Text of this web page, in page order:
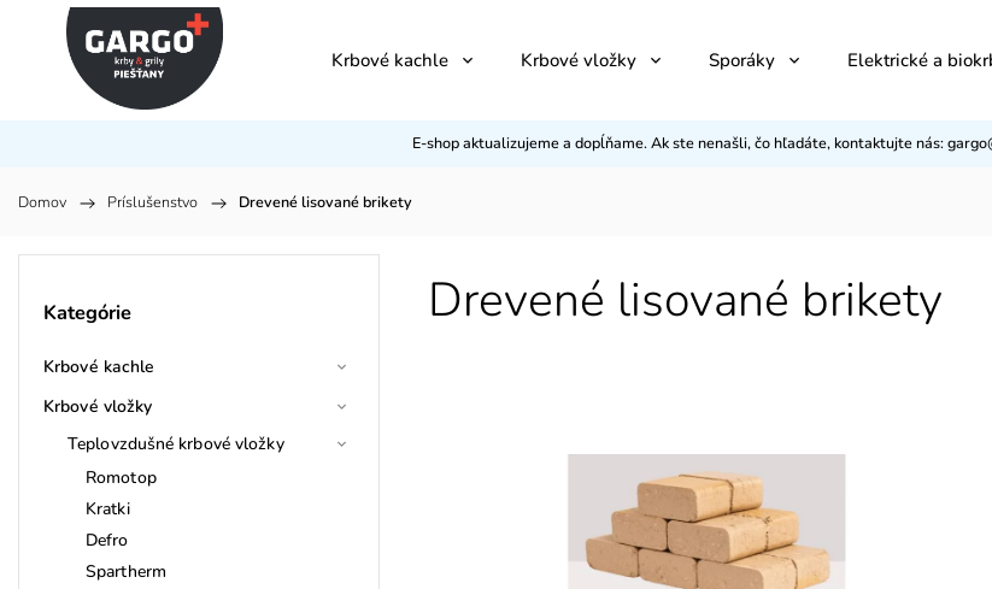
Krbové kachle Krbové vložky Sporáky Elektrické a
E-shop aktualizujeme a dopĺňame. Ak ste nenašli, čo hľadáte, kontaktujte nás:
Domov / Príslušenstvo / Drevené lisované brikety
Kategórie
Krbové kachle
Krbové vložky
Teplovzdušné krbové vložky
Romotop
Kratki
Defro
Spartherm
Drevené lisované brikety